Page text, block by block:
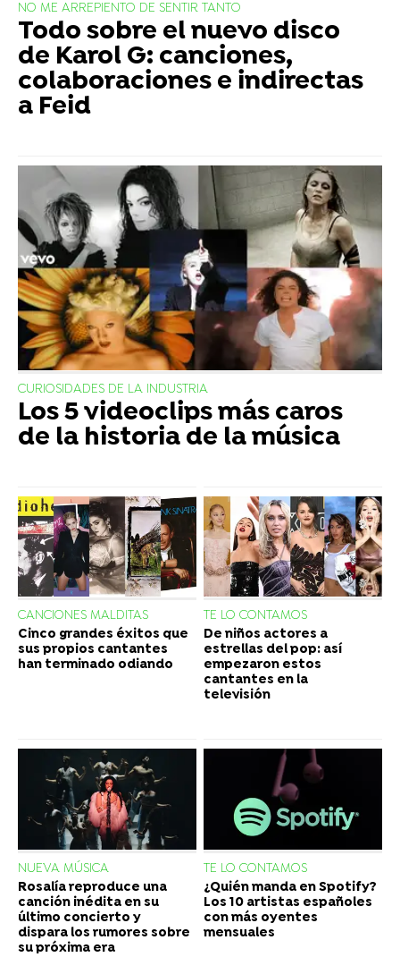
NO ME ARREPIENTO DE SENTIR TANTO
Todo sobre el nuevo disco
de Karol G: canciones,
colaboraciones e indirectas
a Feid
CURIOSIDADES DE LA INDUSTRIA
Los 5 videoclips más caros
de la historia de la música
CANCIONES MALDITAS
Cinco grandes éxitos que
sus propios cantantes
han terminado odiando
TE LO CONTAMOS
De niños actores a
estrellas del pop: así
empezaron estos
cantantes en la
televisión
NUEVA MÚSICA
Rosalía reproduce una
canción inédita en su
último concierto y
dispara los rumores sobre
su próxima era
TE LO CONTAMOS
¿Quién manda en Spotify?
Los 10 artistas españoles
con más oyentes
mensuales